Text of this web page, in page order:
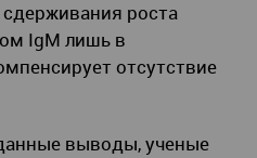
роста
IgM лишь в
отсутствие
выводы, ученые